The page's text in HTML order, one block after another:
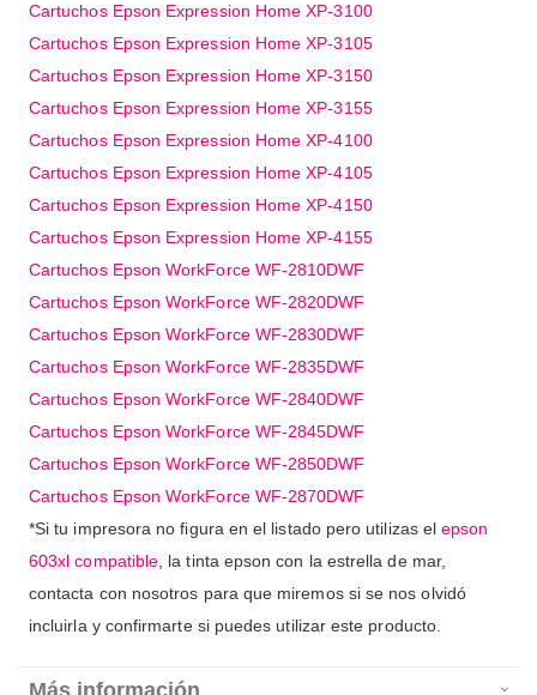
Cartuchos Epson Expression Home XP-3100
Cartuchos Epson Expression Home XP-3105
Cartuchos Epson Expression Home XP-3150
Cartuchos Epson Expression Home XP-3155
Cartuchos Epson Expression Home XP-4100
Cartuchos Epson Expression Home XP-4105
Cartuchos Epson Expression Home XP-4150
Cartuchos Epson Expression Home XP-4155
Cartuchos Epson WorkForce WF-2810DWF
Cartuchos Epson WorkForce WF-2820DWF
Cartuchos Epson WorkForce WF-2830DWF
Cartuchos Epson WorkForce WF-2835DWF
Cartuchos Epson WorkForce WF-2840DWF
Cartuchos Epson WorkForce WF-2845DWF
Cartuchos Epson WorkForce WF-2850DWF
Cartuchos Epson WorkForce WF-2870DWF
*Si tu impresora no figura en el listado pero utilizas elepson
603xl compatible , la tinta epson con la estrella de mar,
contacta con nosotros para que miremos si se nos olvidó
incluirla y confirmarte si puedes utilizar este producto.